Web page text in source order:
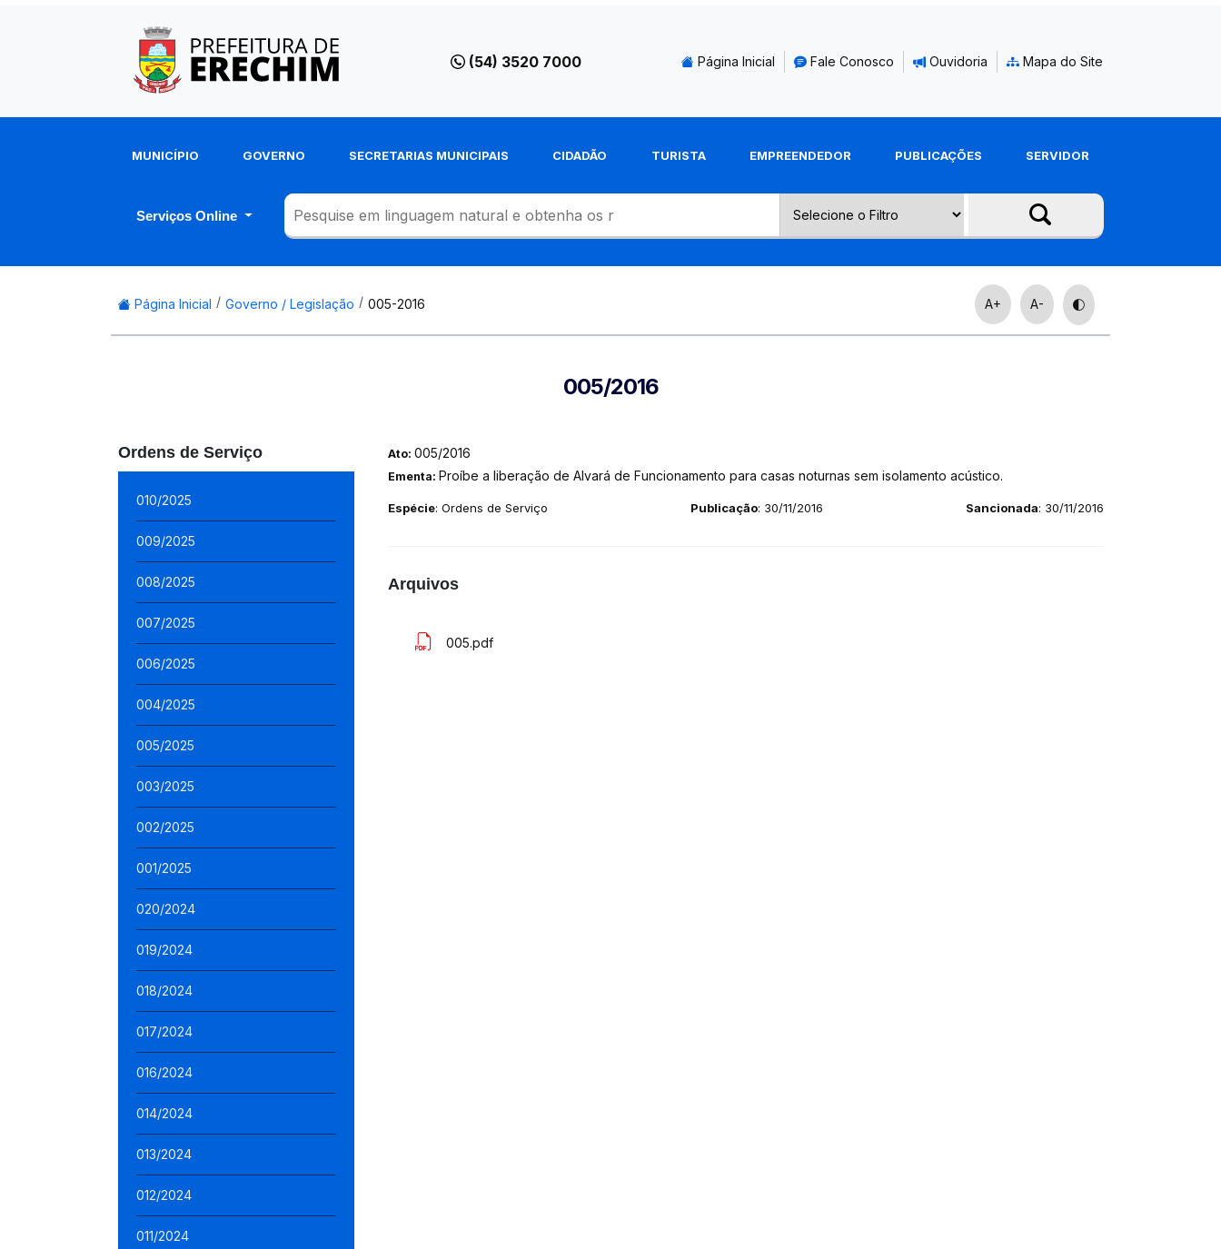
(54) 3520 7000 Página Inicial Fale Conosco Ouvidoria Mapa do Site
MUNICÍPIO GOVERNO SECRETARIAS MUNICIPAIS CIDADÃO TURISTA EMPREENDEDOR PUBLICAÇÕES SERVIDOR
Serviços Online
Página Inicial Governo / Legislação 005-2016 A+ A-
005/2016
Ordens de Serviço
010/2025
009/2025
008/2025
007/2025
006/2025
004/2025
005/2025
003/2025
002/2025
001/2025
020/2024
019/2024
018/2024
017/2024
016/2024
014/2024
013/2024
012/2024
011/2024
Ato: 005/2016
Ementa: Proíbe a liberação de Alvará de Funcionamento para casas noturnas sem isolamento acústico.
Espécie: Ordens de Serviço Publicação: 30/11/2016 Sancionada: 30/11/2016
Arquivos
005.pdf